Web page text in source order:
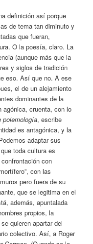
definición así porque
de tema tan diminuto y
que fueran,
O la poesía, claro. La
(aunque más que la
y siglos de tradición
eso. Así que no. A ese
el de un alejamiento
dominantes de la
agónica, cruenta, con lo
polemología, escribe
es antagónica, y la
adaptar sus
toda cultura es
con
con las
pero fuera de su
que se legitima en el
además, apuntalada
propios, la
quieren apartar del
colectivo. Así, a Roger